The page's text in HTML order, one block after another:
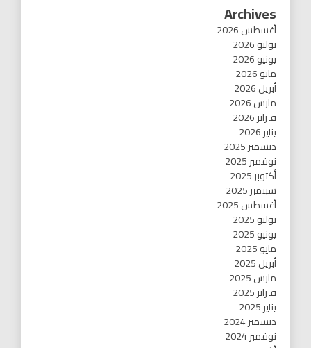
Archives
أغسطس 2026
يوليو 2026
يونيو 2026
مايو 2026
أبريل 2026
مارس 2026
فبراير 2026
يناير 2026
ديسمبر 2025
نوفمبر 2025
أكتوبر 2025
سبتمبر 2025
أغسطس 2025
يوليو 2025
يونيو 2025
مايو 2025
أبريل 2025
مارس 2025
فبراير 2025
يناير 2025
ديسمبر 2024
نوفمبر 2024